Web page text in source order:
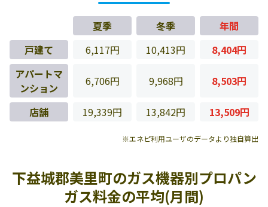
夏季 冬季
年間
戸建て
6,117円 10,413円
8,404円
アパートマ
ンション
6,706円 9,968円 8,503円
店舗 19,339円 13,842円 13,509円
※エネピ利用ユーザのデータより独自算出
下益城郡美里町のガス機器別プロパン
ガス料金の平均(月間)